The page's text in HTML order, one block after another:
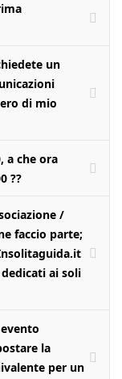
un
di mio
a che ora
??
/
faccio parte;
ai soli
la
per un